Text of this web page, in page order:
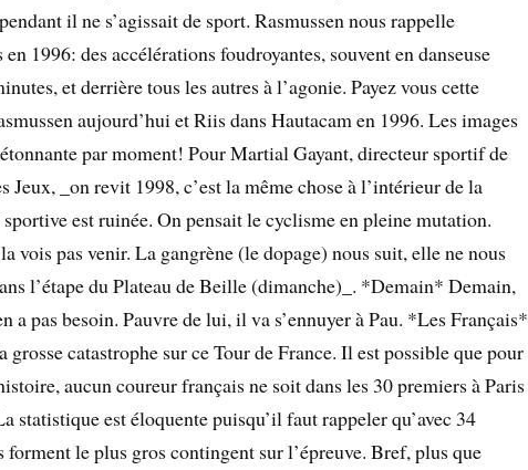
il ne s’agissait de sport. Rasmussen nous rappelle
1996: des accélérations foudroyantes, souvent en danseuse
et derrière tous les autres à l’agonie. Payez vous cette
aujourd’hui et Riis dans Hautacam en 1996. Les images
par moment! Pour Martial Gayant, directeur sportif de
Jeux, _on revit 1998, c’est la même chose à l’intérieur de la
est ruinée. On pensait le cyclisme en pleine mutation.
vois pas venir. La gangrène (le dopage) nous suit, elle ne nous
l’étape du Plateau de Beille (dimanche)_. *Demain* Demain,
a pas besoin. Pauvre de lui, il va s’ennuyer à Pau. *Les Français*
grosse catastrophe sur ce Tour de France. Il est possible que pour
aucun coureur français ne soit dans les 30 premiers à Paris
statistique est éloquente puisqu’il faut rappeler qu’avec 34
forment le plus gros contingent sur l’épreuve. Bref, plus que